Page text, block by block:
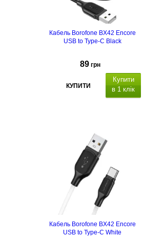
Кабель Borofone BX42 Encore
USB to Type-C Black
89 грн
КУПИТИ
Купити
в 1 клік
Кабель Borofone BX42 Encore
USB to Type-C White